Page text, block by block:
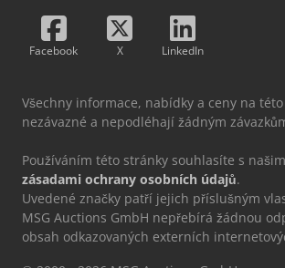
Facebook X LinkedIn
Všechny informace, nabídky a ceny na
nezávazné a nepodléhají žádným
Používáním této stránky souhlasíte s
zásadami ochrany osobních údajů.
Uvedené značky patří jejich příslušným
MSG Auctions GmbH nepřebírá žádnou
obsah odkazovaných externích